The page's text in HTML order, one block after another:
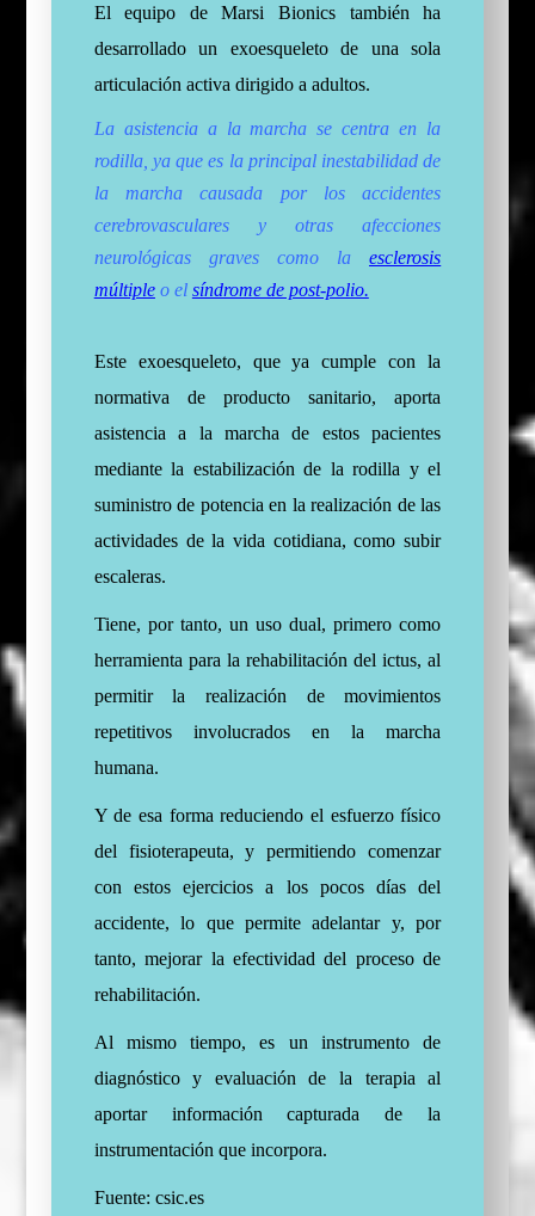
El equipo de Marsi Bionics también ha
desarrollado un exoesqueleto de una sola
articulación activa dirigido a adultos.
La asistencia a la marcha se centra en la
rodilla, ya que es la principal inestabilidad de
la marcha causada por los accidentes
cerebrovasculares y otras afecciones
neurológicas graves como laesclerosis
múltipleo el síndrome de post-polio.
Este exoesqueleto, que ya cumple con la
normativa de producto sanitario, aporta
asistencia a la marcha de estos pacientes
mediante la estabilización de la rodilla y el
suministro de potencia en la realización de las
actividades de la vida cotidiana, como subir
escaleras.
Tiene, por tanto, un uso dual, primero como
herramienta para la rehabilitación del ictus, al
permitir la realización de movimientos
repetitivos involucrados en la marcha
humana.
Y de esa forma reduciendo el esfuerzo físico
del fisioterapeuta, y permitiendo comenzar
con estos ejercicios a los pocos días del
accidente, lo que permite adelantar y, por
tanto, mejorar la efectividad del proceso de
rehabilitación.
Al mismo tiempo, es un instrumento de
diagnóstico y evaluación de la terapia al
aportar información capturada de la
instrumentación que incorpora.
Fuente: csic.es